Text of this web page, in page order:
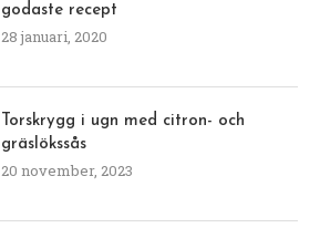
godaste recept
28 januari, 2020
Torskrygg i ugn med citron- och
gräslökssås
20 november, 2023